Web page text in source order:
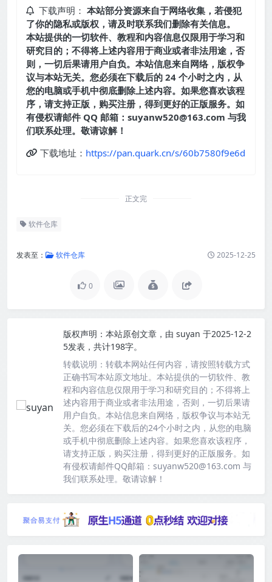
下载声明： 本站部分资源来自于网络收集，若侵犯
了你的隐私或版权，请及时联系我们删除有关信息。
本站提供的一切软件、教程和内容信息仅限用于学习和
研究目的；不得将上述内容用于商业或者非法用途，否
则，一切后果请用户自负。本站信息来自网络，版权争
议与本站无关。您必须在下载后的 24 个小时之内，从
您的电脑或手机中彻底删除上述内容。如果您喜欢该程
序，请支持正版，购买注册，得到更好的正版服务。如
有侵权请邮件 QQ 邮箱：suyanw520@163.com 与我
们联系处理。敬请谅解！
下载地址： https://pan.quark.cn/s/60b7580f9e6d
正文完
软件仓库
发表至： 软件仓库 2025-12-25
0
版权声明： 本站原创文章，由 suyan 于2025-12-2
5发表，共计198字。
转载说明： 转载本网站任何内容，请按照转载方式
正确书写本站原文地址。本站提供的一切软件、教
程和内容信息仅限用于学习和研究目的；不得将上
述内容用于商业或者非法用途，否则，一切后果请
用户自负。本站信息来自网络，版权争议与本站无
关。您必须在下载后的24个小时之内，从您的电脑
或手机中彻底删除上述内容。如果您喜欢该程序，
请支持正版，购买注册，得到更好的正版服务。如
有侵权请邮件QQ邮箱：suyanw520@163.com 与
我们联系处理。敬请谅解！